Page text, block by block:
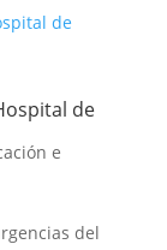
de
e
del